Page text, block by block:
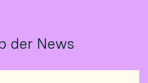
der News